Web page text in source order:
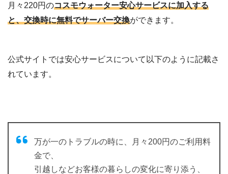
月々220円のコスモウォーター安心サービスに加入する
と、交換時に無料でサーバー交換ができます。
公式サイトでは安心サービスについて以下のように記載さ
れています。
万が一のトラブルの時に、月々200円のご利用料
金で、
引越しなどお客様の暮らしの変化に寄り添う、